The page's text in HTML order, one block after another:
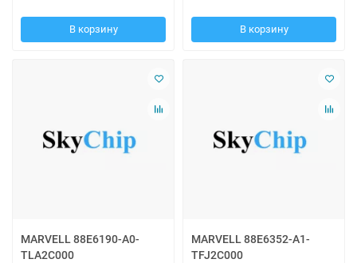
В корзину В корзину
MARVELL 88E6190-A0-
TLA2C000
MARVELL 88E6352-A1-
TFJ2C000